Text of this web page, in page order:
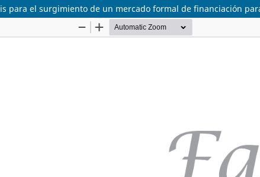
para el surgimiento de un mercado formal de financiación